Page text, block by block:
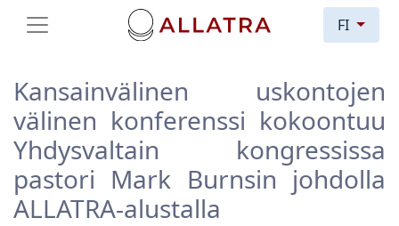
FI
Kansainvälinen uskontojen
välinen konferenssi kokoontuu
Yhdysvaltain kongressissa
pastori Mark Burnsin johdolla
ALLATRA-alustalla